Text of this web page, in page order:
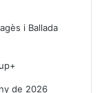
i Ballada
de 2026